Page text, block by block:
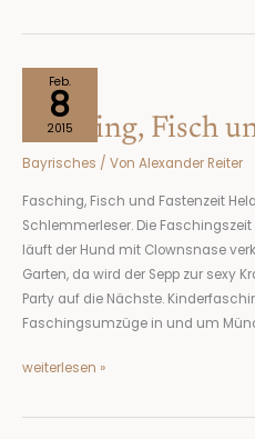
Feb.
8
2015
Fasching, Fisch
Bayrisches / Von Alexander Reiter
Fasching, Fisch und Fastenzeit
Schlemmerleser. Die
läuft der Hund mit Clownsnase
Garten, da wird der Sepp zur sexy
Party auf die Nächste.
Faschingsumzüge in und um
Fasching,
Fisch
weiterlesen »